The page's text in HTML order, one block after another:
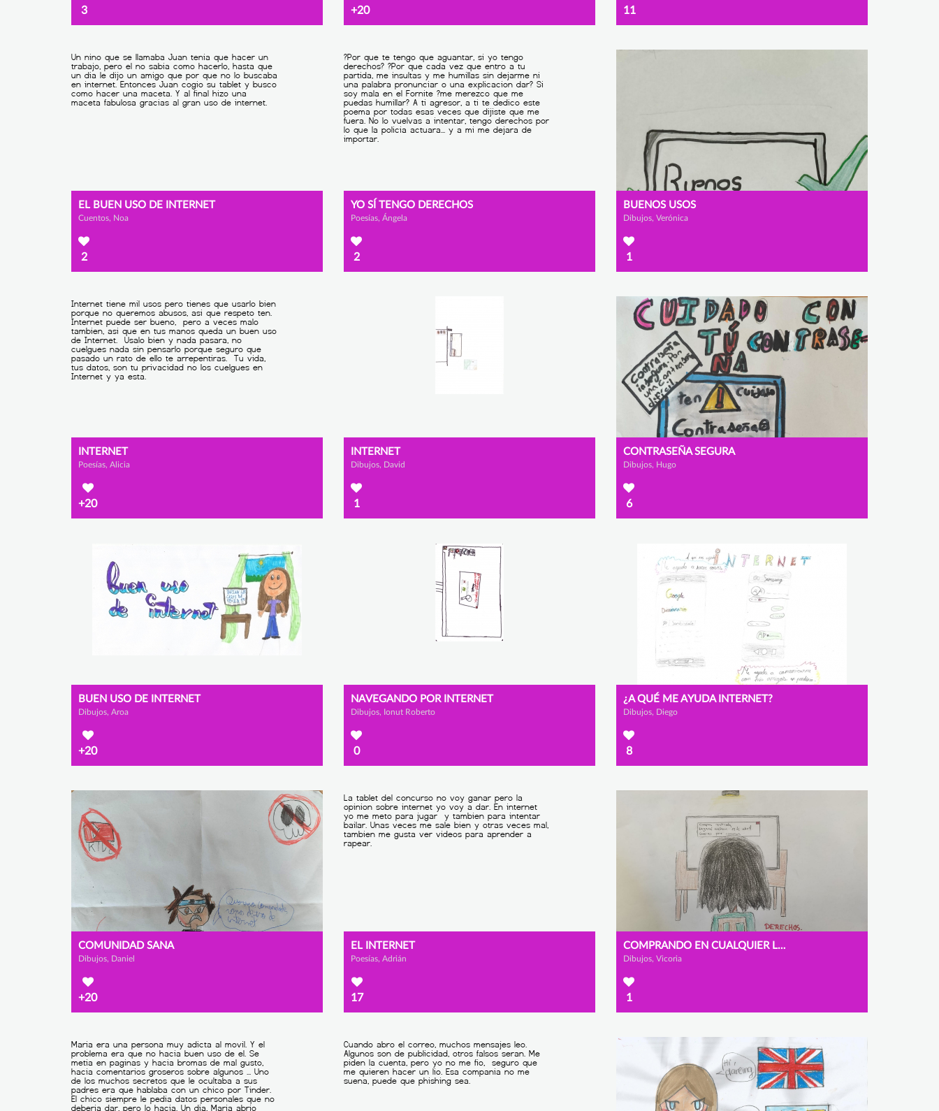
3 +20 11
EL BUEN USO DE INTERNET
Cuentos, Noa
2
YO SÍ TENGO DERECHOS
Poesías, Ángela
2
BUENOS USOS
Dibujos, Verónica
1
INTERNET
Poesías, Alicia
+20
INTERNET
Dibujos, David
1
CONTRASEÑA SEGURA
Dibujos, Hugo
6
BUEN USO DE INTERNET
Dibujos, Aroa
+20
NAVEGANDO POR INTERNET
Dibujos, Ionut Roberto
0
¿A QUÉ ME AYUDA INTERNET?
Dibujos, Diego
8
COMUNIDAD SANA
Dibujos, Daniel
+20
EL INTERNET
Poesías, Adrián
17
COMPRANDO EN CUALQUIER LUGAR DEL MUNDO
Dibujos, Vicoria
1